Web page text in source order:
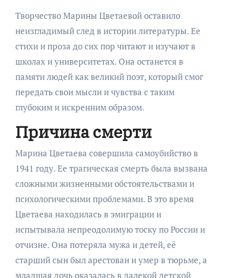
Творчество Марины Цветаевой оставило
неизгладимый след в истории литературы. Ее
стихи и проза до сих пор читают и изучают в
школах и университетах. Она останется в
памяти людей как великий поэт, который смог
передать свои мысли и чувства с таким
глубоким и искренним образом.
Причина смерти
Марина Цветаева совершила самоубийство в
1941 году. Ее трагическая смерть была вызвана
сложными жизненными обстоятельствами и
психологическими проблемами. В это время
Цветаева находилась в эмиграции и
испытывала непреодолимую тоску по России и
отчизне. Она потеряла мужа и детей, её
старший сын был арестован и умер в тюрьме, а
младшая дочь оказалась в далекой детской